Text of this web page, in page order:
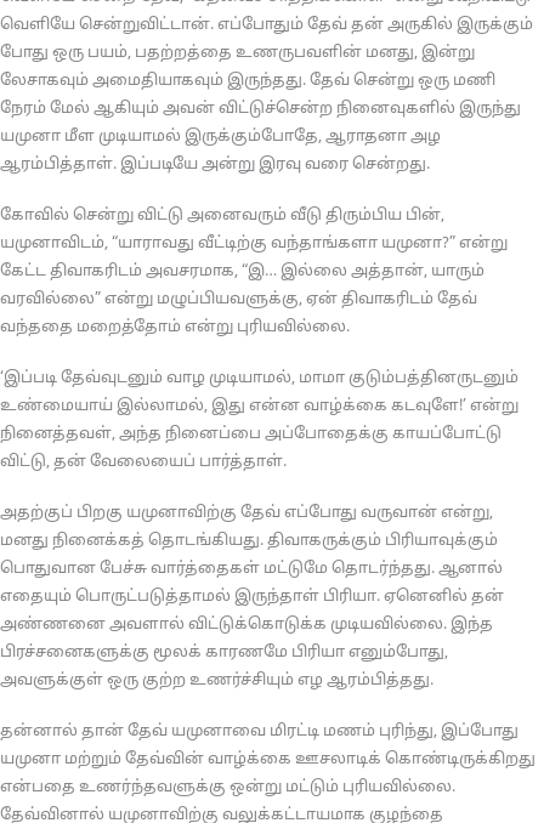
வெளியே சென்றுவிட்டான். எப்போதும் தேவ் தன் அருகில் இருக்கும்
போது ஒரு பயம், பதற்றத்தை உணருபவளின் மனது, இன்று
லேசாகவும் அமைதியாகவும் இருந்தது. தேவ் சென்று ஒரு மணி
நேரம் மேல் ஆகியும் அவன் விட்டுச்சென்ற நினைவுகளில் இருந்து
யமுனா மீள முடியாமல் இருக்கும்போதே, ஆராதனா அழ
ஆரம்பித்தாள். இப்படியே அன்று இரவு வரை சென்றது.
கோவில் சென்று விட்டு அனைவரும் வீடு திரும்பிய பின்,
யமுனாவிடம், “யாராவது வீட்டிற்கு வந்தாங்களா யமுனா?” என்று
கேட்ட திவாகரிடம் அவசரமாக, “இ… இல்லை அத்தான், யாரும்
வரவில்லை” என்று மழுப்பியவளுக்கு, ஏன் திவாகரிடம் தேவ்
வந்ததை மறைத்தோம் என்று புரியவில்லை.
‘இப்படி தேவ்வுடனும் வாழ முடியாமல், மாமா குடும்பத்தினருடனும்
உண்மையாய் இல்லாமல், இது என்ன வாழ்க்கை கடவுளே!’ என்று
நினைத்தவள், அந்த நினைப்பை அப்போதைக்கு காயப்போட்டு
விட்டு, தன் வேலையைப் பார்த்தாள்.
அதற்குப் பிறகு யமுனாவிற்கு தேவ் எப்போது வருவான் என்று,
மனது நினைக்கத் தொடங்கியது. திவாகருக்கும் பிரியாவுக்கும்
பொதுவான பேச்சு வார்த்தைகள் மட்டுமே தொடர்ந்தது. ஆனால்
எதையும் பொருட்படுத்தாமல் இருந்தாள் பிரியா. ஏனெனில் தன்
அண்ணனை அவளால் விட்டுக்கொடுக்க முடியவில்லை. இந்த
பிரச்சனைகளுக்கு மூலக் காரணமே பிரியா எனும்போது,
அவளுக்குள் ஒரு குற்ற உணர்ச்சியும் எழ ஆரம்பித்தது.
தன்னால் தான் தேவ் யமுனாவை மிரட்டி மணம் புரிந்து, இப்போது
யமுனா மற்றும் தேவ்வின் வாழ்க்கை ஊசலாடிக் கொண்டிருக்கிறது
என்பதை உணர்ந்தவளுக்கு ஒன்று மட்டும் புரியவில்லை.
தேவ்வினால் யமுனாவிற்கு வலுக்கட்டாயமாக குழந்தை